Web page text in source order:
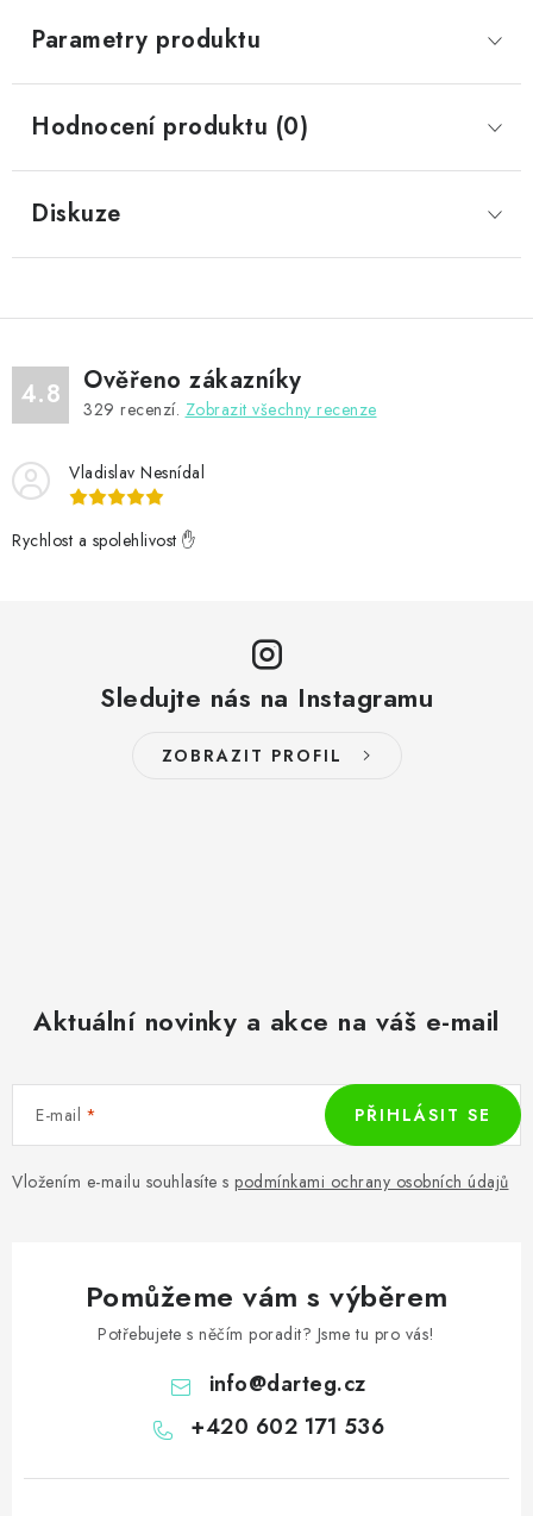
Parametry produktu
Hodnocení produktu (0)
Diskuze
4.8 Ověřeno zákazníky
329 recenzí. Zobrazit všechny recenze
Vladislav Nesnídal
Rychlost a spolehlivost ✋
Sledujte nás na Instagramu
ZOBRAZIT PROFIL
Aktuální novinky a akce na váš e-mail
E-mail
Vložením e-mailu souhlasíte s podmínkami ochrany osobních údajů
PŘIHLÁSIT SE
Pomůžeme vám s výběrem
Potřebujete s něčím poradit? Jsme tu pro vás!
info@darteg.cz
+420 602 171 536